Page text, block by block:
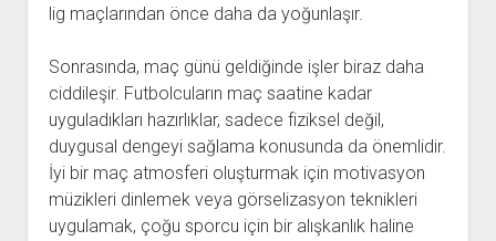
lig maçlarından önce daha da yoğunlaşır.
Sonrasında, maç günü geldiğinde işler biraz daha
ciddileşir. Futbolcuların maç saatine kadar
uyguladıkları hazırlıklar, sadece fiziksel değil,
duygusal dengeyi sağlama konusunda da önemlidir.
İyi bir maç atmosferi oluşturmak için motivasyon
müzikleri dinlemek veya görselizasyon teknikleri
uygulamak, çoğu sporcu için bir alışkanlık haline